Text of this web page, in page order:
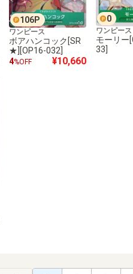
106P
ワンピース
ボアハンコック[SR
★][OP16-032]
4%OFF ¥10,660
0
ワンピース
モーリー
33]